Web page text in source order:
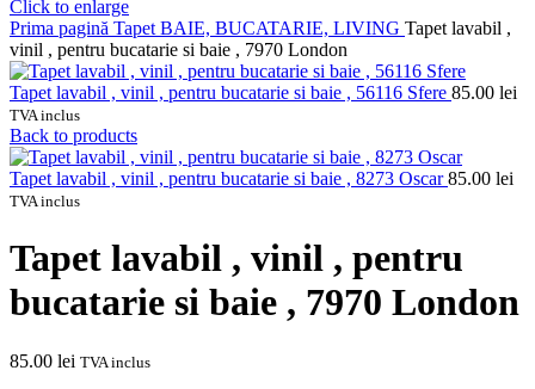
Click to enlarge
Prima pagină Tapet BAIE, BUCATARIE, LIVING Tapet lavabil ,
vinil , pentru bucatarie si baie , 7970 London
Tapet lavabil , vinil , pentru bucatarie si baie , 56116 Sfere 85.00 lei
TVA inclus
Back to products
Tapet lavabil , vinil , pentru bucatarie si baie , 8273 Oscar85.00 lei
TVA inclus
Tapet lavabil , vinil , pentru
bucatarie si baie , 7970 London
85.00 lei TVA inclus